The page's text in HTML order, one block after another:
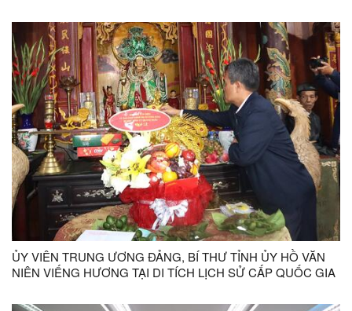
ỦY VIÊN TRUNG ƯƠNG ĐẢNG, BÍ THƯ TỈNH ỦY HỒ VĂN
NIÊN VIẾNG HƯƠNG TẠI DI TÍCH LỊCH SỬ CẤP QUỐC GIA